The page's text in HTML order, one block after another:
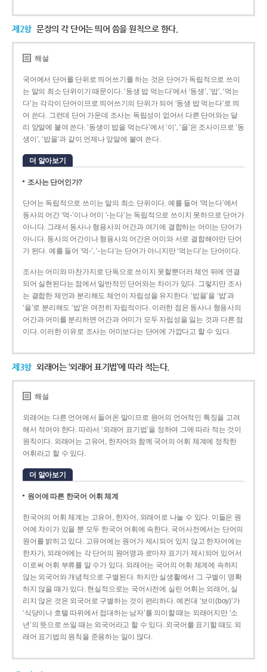
제2항 문장의 각 단어는 띄어 씀을 원칙으로 한다.
해설
국어에서 단어를 단위로 띄어쓰기를 하는 것은 단어가 독립적으로 쓰이
는 말의 최소 단위이기 때문이다. ‘동생 밥 먹는다’에서 ‘동생’, ‘밥’, ‘먹는
다’는 각각이 단어이므로 띄어쓰기의 단위가 되어 ‘동생 밥 먹는다’로 띄
어 쓴다. 그런데 단어 가운데 조사는 독립성이 없어서 다른 단어와는 달
리 앞말에 붙여 쓴다. ‘동생이 밥을 먹는다’에서 ‘이’, ‘을’은 조사이므로 ‘동
생이’, ‘밥을’과 같이 언제나 앞말에 붙여 쓴다.
더 알아보기
조사는 단어인가?
단어는 독립적으로 쓰이는 말의 최소 단위이다. 예를 들어 ‘먹는다’에서
동사의 어간 ‘먹-­’이나 어미 ‘­-는다’는 독립적으로 쓰이지 못하므로 단어가
아니다. 그래서 동사나 형용사의 어간과 여기에 결합하는 어미는 단어가
아니다. 동사의 어간이나 형용사의 어간은 어미와 서로 결합해야만 단어
가 된다. 예를 들어 ‘먹-’, ‘-는다’는 단어가 아니지만 ‘먹는다’는 단어이다.
조사는 어미와 마찬가지로 단독으로 쓰이지 못할뿐더러 체언 뒤에 연결
되어 실현된다는 점에서 일반적인 단어와는 차이가 있다. 그렇지만 조사
는 결합한 체언과 분리해도 체언이 자립성을 유지한다. ‘밥을’을 ‘밥’과
‘을’로 분리해도 ‘밥’은 여전히 자립적이다. 이러한 점은 동사나 형용사의
어간과 어미를 분리하면 어간과 어미가 모두 자립성을 잃는 것과 다른 점
이다. 이러한 이유로 조사는 어미보다는 단어에 가깝다고 할 수 있다.
제3항 외래어는 ‘외래어 표기법’에 따라 적는다.
해설
외래어는 다른 언어에서 들어온 말이므로 원어의 언어적인 특징을 고려
해서 적어야 한다. 따라서 ‘외래어 표기법’을 정하여 그에 따라 적는 것이
원칙이다. 외래어는 고유어, 한자어와 함께 국어의 어휘 체계에 정착한
어휘라고 할 수 있다.
더 알아보기
원어에 따른 한국어 어휘 체계
한국어의 어휘 체계는 고유어, 한자어, 외래어로 나눌 수 있다. 이들은 원
어에 차이가 있을 뿐 모두 한국어 어휘에 속한다. 국어사전에서는 단어의
원어를 밝히고 있다. 고유어에는 원어가 제시되어 있지 않고 한자어에는
한자가, 외래어에는 각 단어의 원어명과 로마자 표기가 제시되어 있어서
이로써 어휘 부류를 알 수가 있다. 외래어는 국어의 어휘 체계에 속하지
않는 외국어와 개념적으로 구별된다. 하지만 실생활에서 그 구별이 명확
하지 않을 때가 있다. 현실적으로는 국어사전에 실린 어휘는 외래어, 실
리지 않은 것은 외국어로 구별하는 것이 편리하다. 예컨대 ‘보이(boy)’가
‘식당이나 호텔 따위에서 접대하는 남자’를 의미할 때는 외래어지만 ‘소
년’의 뜻으로 쓰일 때는 외국어라고 할 수 있다. 외국어를 표기할 때도 외
래어 표기법의 원칙을 준용하는 일이 많다.